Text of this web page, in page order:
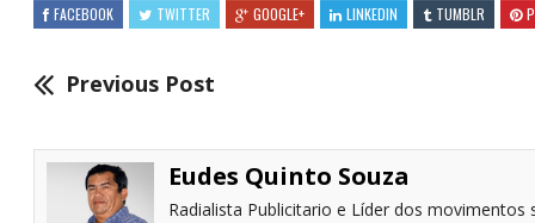
FACEBOOK TWITTER GOOGLE+ LINKEDIN TUMBLR
Previous Post
Eudes Quinto Souza
Radialista Publicitario e Líder dos movimentos